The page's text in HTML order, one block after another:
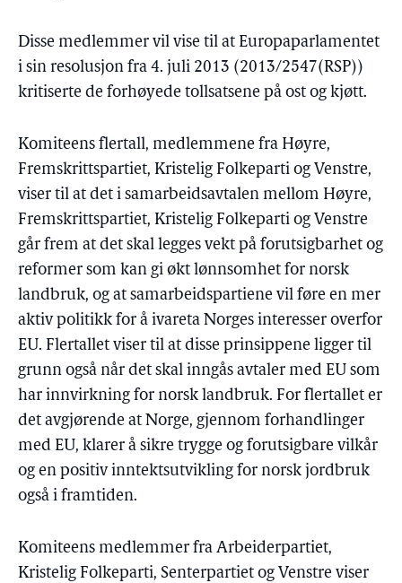
Disse medlemmer vil vise til at Europaparlamentet
i sin resolusjon fra 4. juli 2013 (2013/2547(RSP))
kritiserte de forhøyede tollsatsene på ost og kjøtt.
Komiteens flertall, medlemmene fra Høyre,
Fremskrittspartiet, Kristelig Folkeparti og Venstre,
viser til at det i samarbeidsavtalen mellom Høyre,
Fremskrittspartiet, Kristelig Folkeparti og Venstre
går frem at det skal legges vekt på forutsigbarhet og
reformer som kan gi økt lønnsomhet for norsk
landbruk, og at samarbeidspartiene vil føre en mer
aktiv politikk for å ivareta Norges interesser overfor
EU. Flertallet viser til at disse prinsippene ligger til
grunn også når det skal inngås avtaler med EU som
har innvirkning for norsk landbruk. For flertallet er
det avgjørende at Norge, gjennom forhandlinger
med EU, klarer å sikre trygge og forutsigbare vilkår
og en positiv inntektsutvikling for norsk jordbruk
også i framtiden.
Komiteens medlemmer fra Arbeiderpartiet,
Kristelig Folkeparti, Senterpartiet og Venstre viser